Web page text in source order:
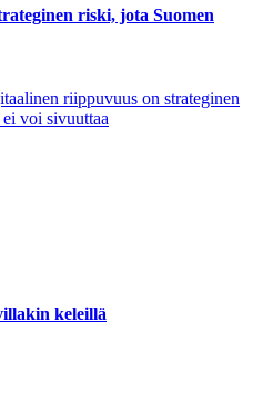
riski, jota Suomen
riippuvuus on strateginen
voi sivuuttaa
keleillä